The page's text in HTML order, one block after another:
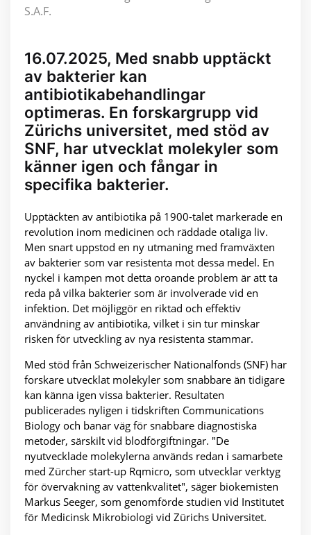
16.07.2025, Med snabb upptäckt
av bakterier kan
antibiotikabehandlingar
optimeras. En forskargrupp vid
Zürichs universitet, med stöd av
SNF, har utvecklat molekyler som
känner igen och fångar in
specifika bakterier.
Upptäckten av antibiotika på 1900-talet markerade en
revolution inom medicinen och räddade otaliga liv.
Men snart uppstod en ny utmaning med framväxten
av bakterier som var resistenta mot dessa medel. En
nyckel i kampen mot detta oroande problem är att ta
reda på vilka bakterier som är involverade vid en
infektion. Det möjliggör en riktad och effektiv
användning av antibiotika, vilket i sin tur minskar
risken för utveckling av nya resistenta stammar.
Med stöd från Schweizerischer Nationalfonds (SNF) har
forskare utvecklat molekyler som snabbare än tidigare
kan känna igen vissa bakterier. Resultaten
publicerades nyligen i tidskriften Communications
Biology och banar väg för snabbare diagnostiska
metoder, särskilt vid blodförgiftningar. "De
nyutvecklade molekylerna används redan i samarbete
med Zürcher start-up Rqmicro, som utvecklar verktyg
för övervakning av vattenkvalitet", säger biokemisten
Markus Seeger, som genomförde studien vid Institutet
för Medicinsk Mikrobiologi vid Zürichs Universitet.